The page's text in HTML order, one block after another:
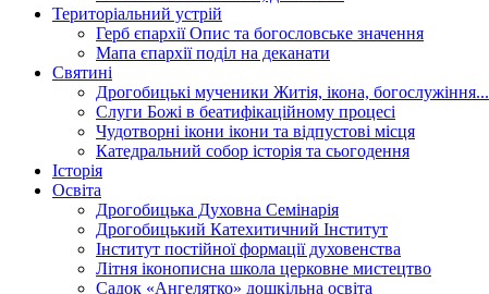
Територіальний устрій
Герб єпархіїОпис та богословське значення
Мапа єпархіїподіл на деканати
Святині
Дрогобицькі мученики Житія, ікона, богослужіння...
Слуги Божі в беатифікаційному процесі
Чудотворні ікони ікони та відпустові місця
Катедральний собор історія та сьогодення
Історія
Освіта
Дрогобицька Духовна Семінарія
Дрогобицький Катехитичний Інститут
Інститут постійної формації духовенства
Літня іконописна школа церковне мистецтво
Садок «Ангелятко» дошкільна освіта